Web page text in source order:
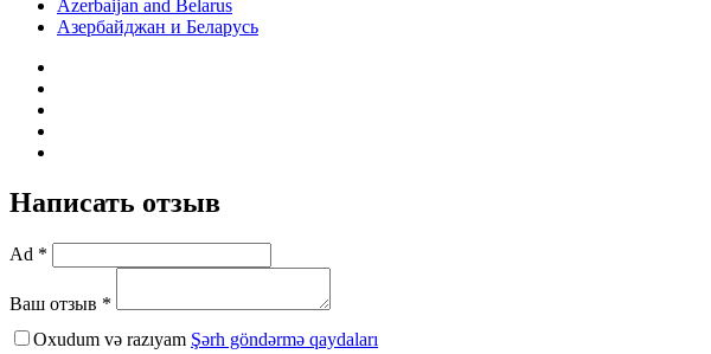
Azerbaijan and Belarus
Азербайджан и Беларусь
Написать отзыв
Ad *
Ваш отзыв *
Oxudum və razıyam Şərh göndərmə qaydaları